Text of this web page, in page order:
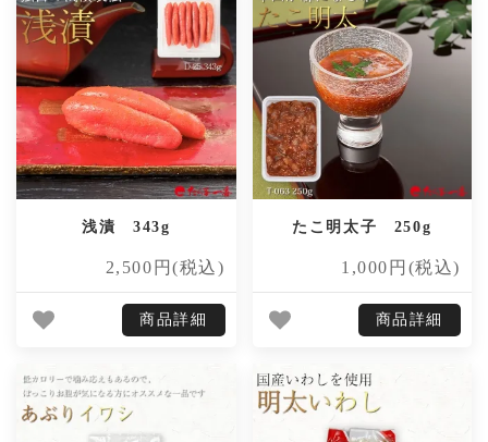
浅漬 343g
2,500円(税込)
商品詳細
たこ明太子 250g
1,000円(税込)
商品詳細